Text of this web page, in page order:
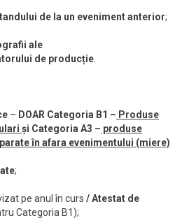
de la un eveniment anterior;
ale
de producție
– DOAR Categoria B1 – Produse
și Categoria A3 – produse
în afara evenimentului (miere)
;
pe anul în curs / Atestat de
Categoria B1);